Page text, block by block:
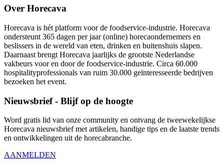
Over Horecava
Horecava is hét platform voor de foodservice-industrie. Horecava
ondersteunt 365 dagen per jaar (online) horecaondernemers en
beslissers in de wereld van eten, drinken en buitenshuis slapen.
Daarnaast brengt Horecava jaarlijks de grootste Nederlandse
vakbeurs voor en door de foodservice-industrie. Circa 60.000
hospitalityprofessionals van ruim 30.000 geïnteresseerde bedrijven
bezoeken het event.
Nieuwsbrief - Blijf op de hoogte
Word gratis lid van onze community en ontvang de tweewekelijkse
Horecava nieuwsbrief met artikelen, handige tips en de laatste trends
en ontwikkelingen uit de horecabranche.
AANMELDEN